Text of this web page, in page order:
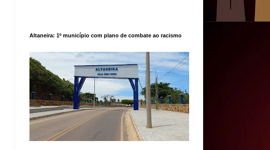
Altaneira: 1º município com plano de combate ao racismo